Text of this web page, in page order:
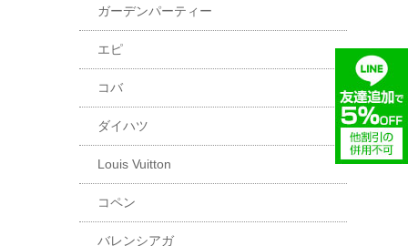
ガーデンパーティー
エピ
コバ
ダイハツ
Louis Vuitton
コペン
バレンシアガ